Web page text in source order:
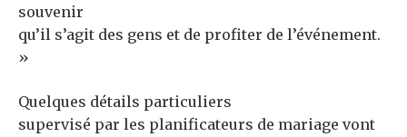
souvenir
qu’il s’agit des gens et de profiter de l’événement.
»
Quelques détails particuliers
supervisé par les planificateurs de mariage vont